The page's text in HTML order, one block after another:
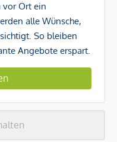
Ort ein
alle Wünsche,
So bleiben
Angebote erspart.